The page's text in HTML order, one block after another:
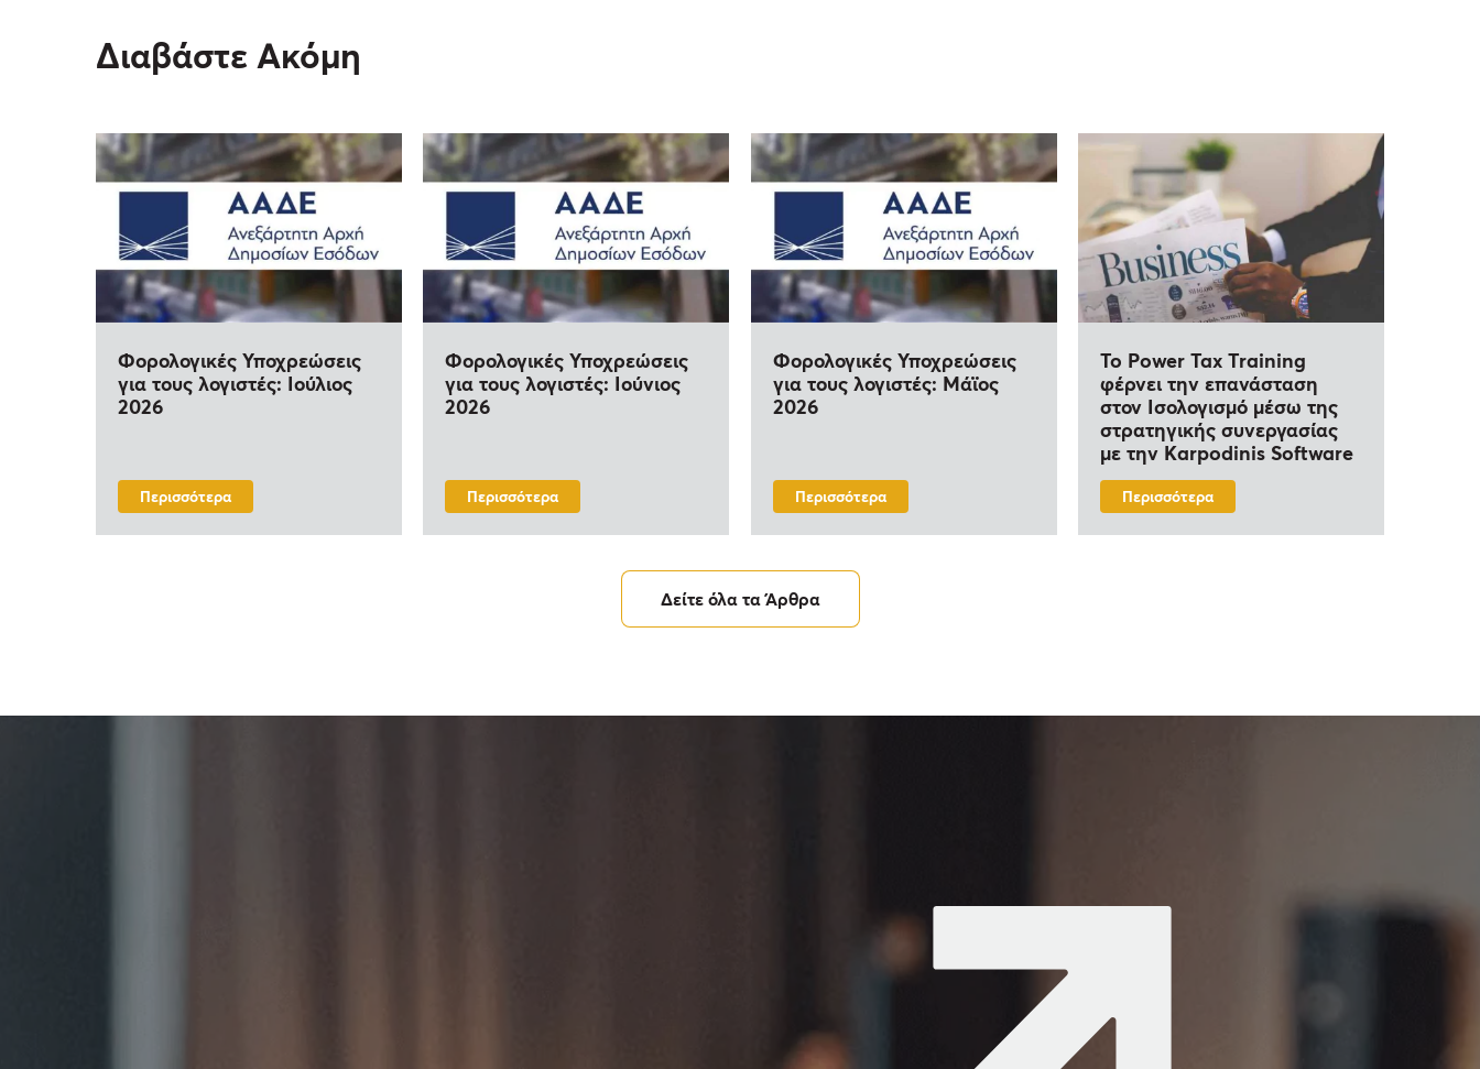
Διαβάστε Ακόμη
Φορολογικές Υποχρεώσεις
για τους λογιστές: Ιούλιος
2026
Περισσότερα
Φορολογικές Υποχρεώσεις
για τους λογιστές: Ιούνιος
2026
Περισσότερα
Φορολογικές Υποχρεώσεις
για τους λογιστές: Μάϊος
2026
Περισσότερα
To Power Tax Training
φέρνει την επανάσταση
στον Ισολογισμό μέσω της
στρατηγικής συνεργασίας
με την Karpodinis Software
Περισσότερα
Δείτε όλα τα Άρθρα